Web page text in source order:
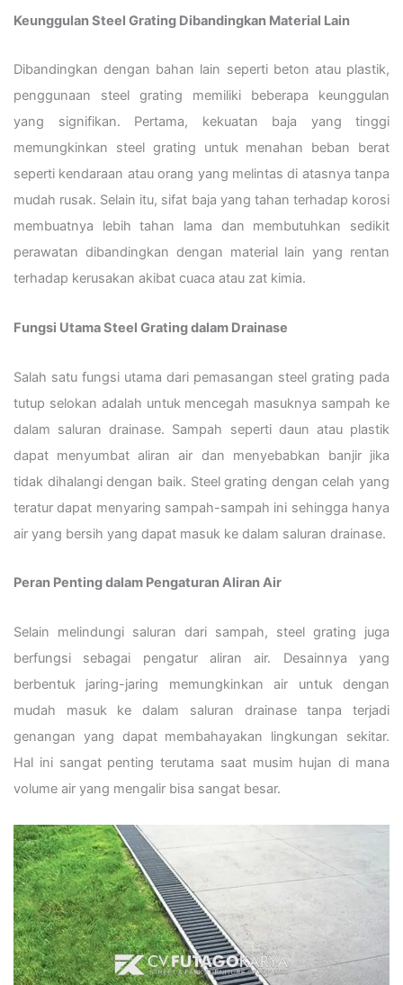
Keunggulan Steel Grating Dibandingkan Material Lain
Dibandingkan dengan bahan lain seperti beton atau plastik,
penggunaan steel grating memiliki beberapa keunggulan
yang signifikan. Pertama, kekuatan baja yang tinggi
memungkinkan steel grating untuk menahan beban berat
seperti kendaraan atau orang yang melintas di atasnya tanpa
mudah rusak. Selain itu, sifat baja yang tahan terhadap korosi
membuatnya lebih tahan lama dan membutuhkan sedikit
perawatan dibandingkan dengan material lain yang rentan
terhadap kerusakan akibat cuaca atau zat kimia.
Fungsi Utama Steel Grating dalam Drainase
Salah satu fungsi utama dari pemasangan steel grating pada
tutup selokan adalah untuk mencegah masuknya sampah ke
dalam saluran drainase. Sampah seperti daun atau plastik
dapat menyumbat aliran air dan menyebabkan banjir jika
tidak dihalangi dengan baik. Steel grating dengan celah yang
teratur dapat menyaring sampah-sampah ini sehingga hanya
air yang bersih yang dapat masuk ke dalam saluran drainase.
Peran Penting dalam Pengaturan Aliran Air
Selain melindungi saluran dari sampah, steel grating juga
berfungsi sebagai pengatur aliran air. Desainnya yang
berbentuk jaring-jaring memungkinkan air untuk dengan
mudah masuk ke dalam saluran drainase tanpa terjadi
genangan yang dapat membahayakan lingkungan sekitar.
Hal ini sangat penting terutama saat musim hujan di mana
volume air yang mengalir bisa sangat besar.